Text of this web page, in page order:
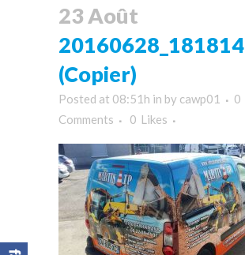
23 Août
20160628_181814
(Copier)
Posted at 08:51h in by cawp01
0
Comments
0 Likes